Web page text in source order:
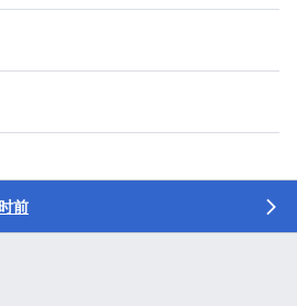
前